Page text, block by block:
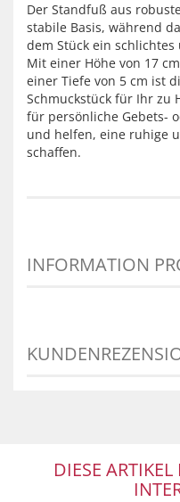
Der Standfuß aus
stabile Basis, während
dem Stück ein
Mit einer Höhe von 17
einer Tiefe von 5 cm ist
Schmuckstück für Ihr zu
für persönliche Gebets-
und helfen, eine ruhige
schaffen.
INFORMATION
DIESE